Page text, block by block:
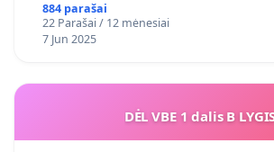
884 parašai
22 Parašai / 12 mėnesiai
7 Jun 2025
DĖL VBE 1 dalis B